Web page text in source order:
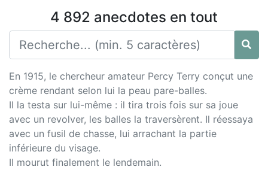
4 892 anecdotes en tout
En 1915, le chercheur amateur Percy Terry conçut une
crème rendant selon lui la peau pare-balles.
Il la testa sur lui-même : il tira trois fois sur sa joue
avec un revolver, les balles la traversèrent. Il réessaya
avec un fusil de chasse, lui arrachant la partie
inférieure du visage.
Il mourut finalement le lendemain.